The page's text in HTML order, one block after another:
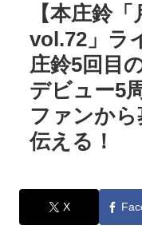
【本庄鈴
vol.72」ラ
庄鈴5回目
デビュー5
ファンか
伝える！
X